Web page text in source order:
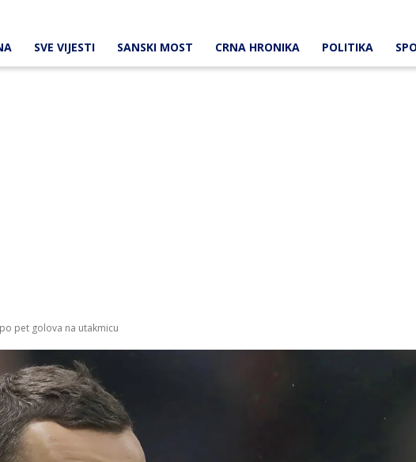
SVE VIJESTI SANSKI MOST CRNA HRONIKA POLITIKA
pet golova na utakmicu